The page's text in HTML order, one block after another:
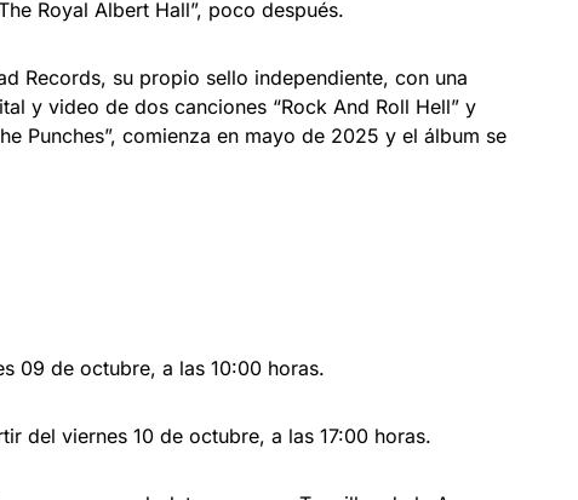
Royal Albert Hall”, poco después.
Records, su propio sello independiente, con una
y video de dos canciones “Rock And Roll Hell” y
Punches”, comienza en mayo de 2025 y el álbum se
09 de octubre, a las 10:00 horas.
del viernes 10 de octubre, a las 17:00 horas.